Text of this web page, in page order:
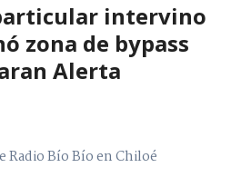
intervino
zona de bypass
Alerta
Radio Bío Bío en Chiloé